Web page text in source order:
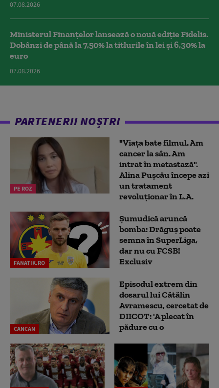
07.08.2026
Ministerul Finanțelor lansează o nouă ediție Fidelis.
Dobânzi de până la 7,50% la titlurile în lei și 6,30% la
euro
07.08.2026
PARTENERII NOȘTRI
PE ROZ
"Viața bate filmul. Am
cancer la sân. Am
intrat în metastază".
Alina Pușcău începe azi
un tratament
revoluționar în L.A.
FANATIK.RO
Șumudică aruncă
bomba: Drăguș poate
semna în SuperLiga,
dar nu cu FCSB!
Exclusiv
CANCAN
Episodul extrem din
dosarul lui Cătălin
Avramescu, cercetat de
DIICOT: 'A plecat în
pădure cu o